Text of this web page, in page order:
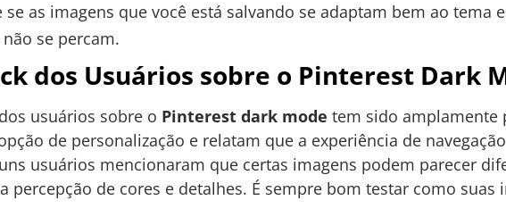
se as imagens que você está salvando se adaptam bem ao tema
se percam.
dos Usuários sobre o Pinterest Dark
usuários sobre o Pinterest dark mode tem sido amplamente
de personalização e relatam que a experiência de
usuários mencionaram que certas imagens podem parecer
percepção de cores e detalhes. É sempre bom testar como suas